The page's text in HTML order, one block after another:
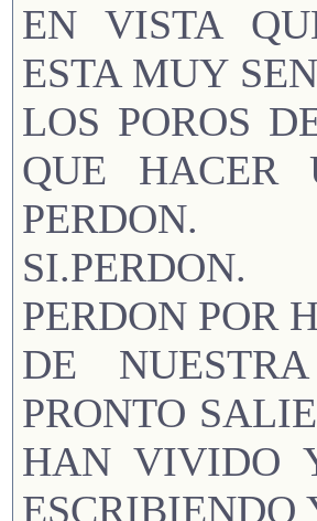
EN VISTA
ESTA MUY
LOS POROS
QUE HACER
PERDON.
SI.PERDON.
PERDON POR
DE
PRONTO
HAN VIVIDO
ESCRIBIENDO